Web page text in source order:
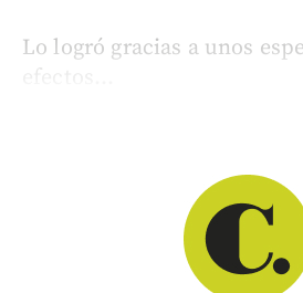
Lo logró gracias a unos
efectos...